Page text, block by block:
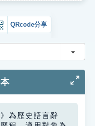
QRcode分享
切換
為歷史語言辭